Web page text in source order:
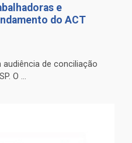
e
do ACT
de conciliação
O ...